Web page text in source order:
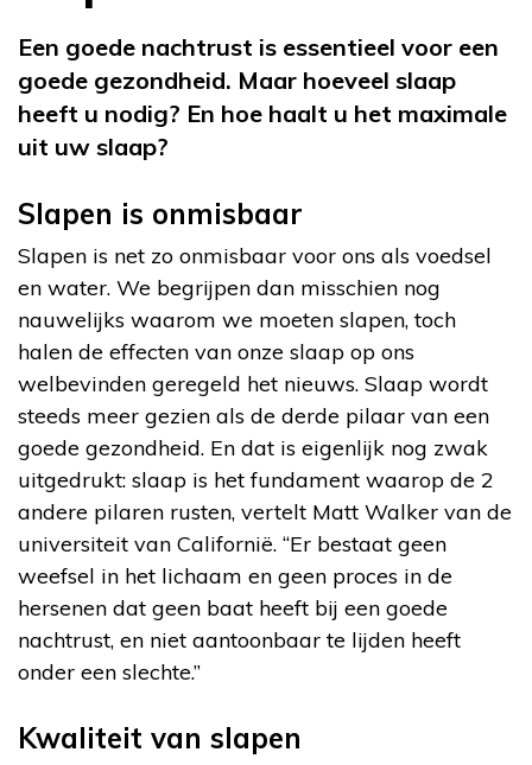
Een goede nachtrust is essentieel voor een
goede gezondheid. Maar hoeveel slaap
heeft u nodig? En hoe haalt u het maximale
uit uw slaap?
Slapen is onmisbaar
Slapen is net zo onmisbaar voor ons als voedsel
en water. We begrijpen dan misschien nog
nauwelijks waarom we moeten slapen, toch
halen de effecten van onze slaap op ons
welbevinden geregeld het nieuws. Slaap wordt
steeds meer gezien als de derde pilaar van een
goede gezondheid. En dat is eigenlijk nog zwak
uitgedrukt: slaap is het fundament waarop de 2
andere pilaren rusten, vertelt Matt Walker van de
universiteit van Californië. “Er bestaat geen
weefsel in het lichaam en geen proces in de
hersenen dat geen baat heeft bij een goede
nachtrust, en niet aantoonbaar te lijden heeft
onder een slechte.”
Kwaliteit van slapen